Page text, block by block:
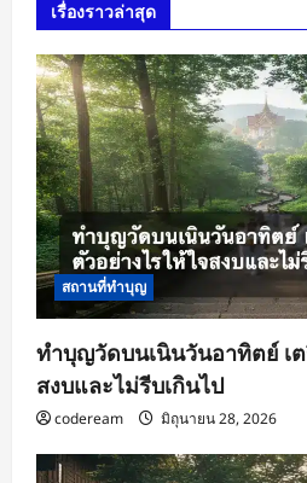
เรื่องราวล่าสุด
สถานที่ทำบุญ
ทำบุญวัดบนเนินวันอาทิตย์ เ
สงบและไม่รีบเกินไป
codeream มิถุนายน 28, 2026